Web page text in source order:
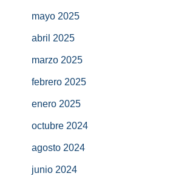
mayo 2025
abril 2025
marzo 2025
febrero 2025
enero 2025
octubre 2024
agosto 2024
junio 2024